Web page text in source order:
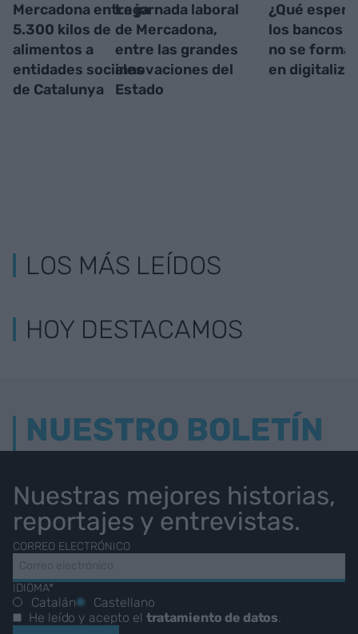
Mercadona entrega
5.300 kilos de
alimentos a
entidades sociales
de Catalunya
La jornada laboral
de Mercadona,
entre las grandes
innovaciones del
Estado
¿Qué
los bancos
no se forma
en
LOS MÁS LEÍDOS
HOY DESTACAMOS
NUESTRO BOLETÍN
Nuestras mejores historias,
reportajes y entrevistas.
CORREO ELECTRÓNICO
IDIOMA*
Catalán
Castellano
He leído y acepto el tratamiento de datos.